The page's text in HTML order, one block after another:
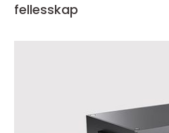
fellesskap